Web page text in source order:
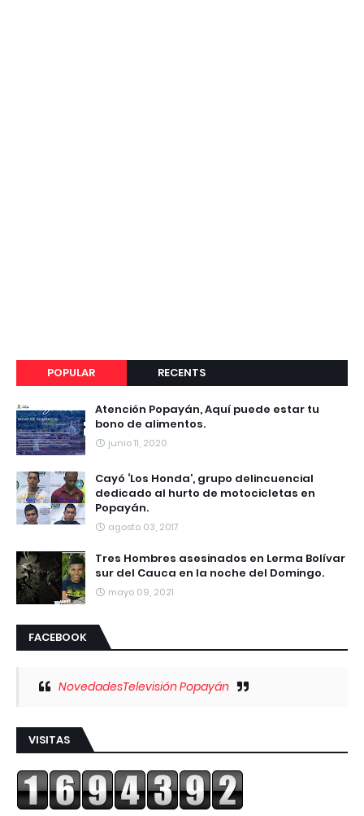
POPULAR RECENTS
Atención Popayán, Aquí puede estar tu
bono de alimentos.
junio 11, 2020
Cayó ‘Los Honda’, grupo delincuencial
dedicado al hurto de motocicletas en
Popayán.
agosto 03, 2017
Tres Hombres asesinados en Lerma Bolívar
sur del Cauca en la noche del Domingo.
mayo 09, 2021
FACEBOOK
NovedadesTelevisión Popayán
VISITAS